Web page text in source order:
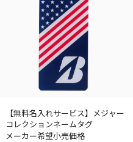
【無料名入れサービス】メジャー
コレクションネームタグ
メーカー希望小売価格